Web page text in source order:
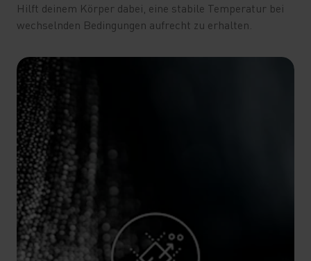
Hilft deinem Körper dabei, eine stabile Temperatur bei
wechselnden Bedingungen aufrecht zu erhalten.